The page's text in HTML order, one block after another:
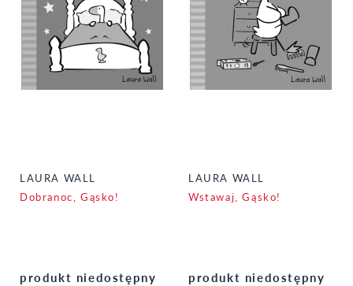
LAURA WALL
Dobranoc, Gąsko!
produkt niedostępny
LAURA WALL
Wstawaj, Gąsko!
produkt niedostępny